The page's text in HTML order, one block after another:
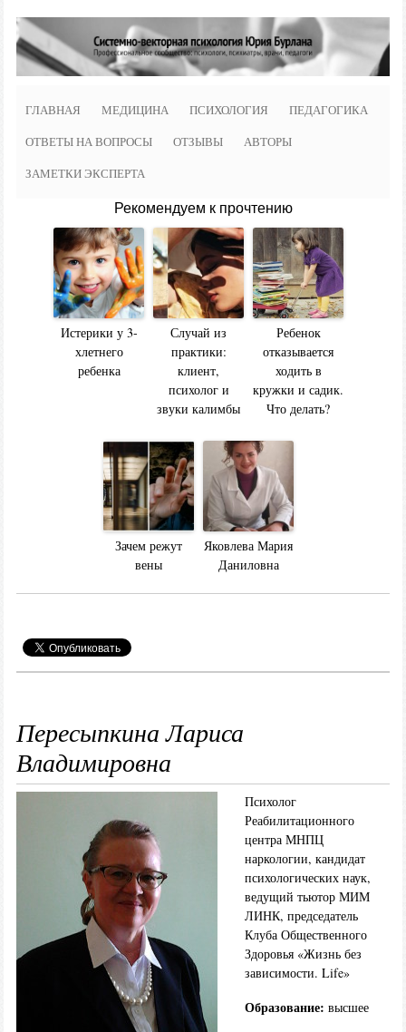
ГЛАВНАЯ МЕДИЦИНА ПСИХОЛОГИЯ ПЕДАГОГИКА
ОТВЕТЫ НА ВОПРОСЫ ОТЗЫВЫ АВТОРЫ
ЗАМЕТКИ ЭКСПЕРТА
Рекомендуем к прочтению
Истерики у 3-
хлетнего
ребенка
Случай из
практики:
клиент,
психолог и
звуки калимбы
Ребенок
отказывается
ходить в
кружки и садик.
Что делать?
Зачем режут
вены
Яковлева Мария
Даниловна
Пересыпкина Лариса
Владимировна
Психолог
Реабилитационного
центра МНПЦ
наркологии, кандидат
психологических наук,
ведущий тьютор МИМ
ЛИНК, председатель
Клуба Общественного
Здоровья «Жизнь без
зависимости. Life»
Образование: высшее